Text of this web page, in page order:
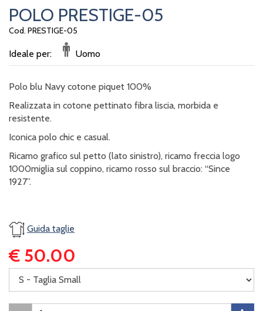
POLO PRESTIGE-05
Cod. PRESTIGE-05
Ideale per: Uomo
Polo blu Navy cotone piquet 100%
Realizzata in cotone pettinato fibra liscia, morbida e
resistente.
Iconica polo chic e casual.
Ricamo grafico sul petto (lato sinistro), ricamo freccia logo
1000miglia sul coppino, ricamo rosso sul braccio: “Since
1927”.
Guida taglie
€ 50.00